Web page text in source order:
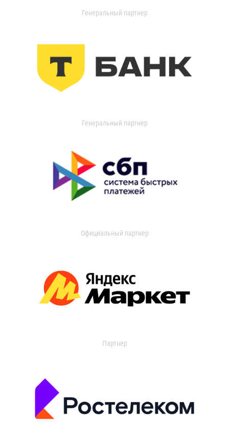
Генеральный партнер
Генеральный партнер
Официальный партнер
Партнер